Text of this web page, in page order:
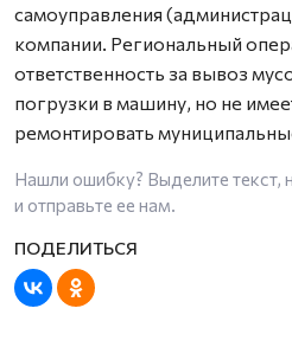
самоуправления
компании. Региональный
ответственность за вывоз
погрузки в машину, но не
ремонтировать
Нашли ошибку? Выделите текст,
и отправьте ее нам.